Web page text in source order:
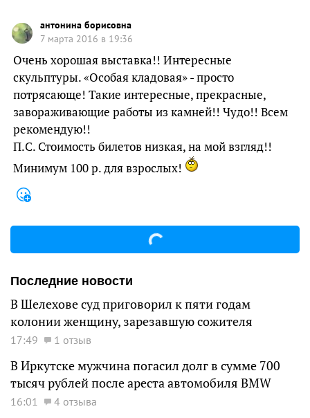
антонина борисовна
7 марта 2016 в 19:36
Очень хорошая выставка!! Интересные
скульптуры. «Особая кладовая» - просто
потрясающе! Такие интересные, прекрасные,
завораживающие работы из камней!! Чудо!! Всем
рекомендую!!
П.С. Стоимость билетов низкая, на мой взгляд!!
Минимум 100 р. для взрослых!
Последние новости
В Шелехове суд приговорил к пяти годам
колонии женщину, зарезавшую сожителя
17:49 1 отзыв
В Иркутске мужчина погасил долг в сумме 700
тысяч рублей после ареста автомобиля BMW
16:01 4 отзыва